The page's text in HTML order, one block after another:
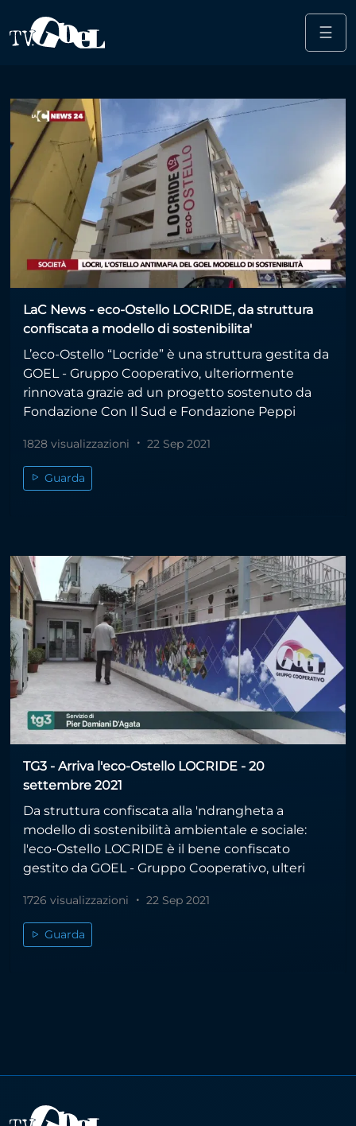
☰
Fondazione Con il Sud
LaC News - eco-Ostello LOCRIDE, da struttura
confiscata a modello di sostenibilita'
L’eco-Ostello “Locride” è una struttura gestita da
GOEL - Gruppo Cooperativo, ulteriormente
rinnovata grazie ad un progetto sostenuto da
Fondazione Con Il Sud e Fondazione Peppi
1828 visualizzazioni 22 Sep 2021
Guarda
TG3 - Arriva l'eco-Ostello LOCRIDE - 20
settembre 2021
Da struttura confiscata alla 'ndrangheta a
modello di sostenibilità ambientale e sociale:
l'eco-Ostello LOCRIDE è il bene confiscato
gestito da GOEL - Gruppo Cooperativo, ulteri
1726 visualizzazioni 22 Sep 2021
Guarda